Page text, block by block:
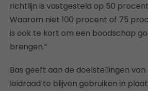
richtlijn is vastgesteld op 50
Waarom niet 100 procent of 75
is ook te kort om een boodschap
brengen.”
Bas geeft aan de doelstellingen
leidraad te blijven gebruiken in